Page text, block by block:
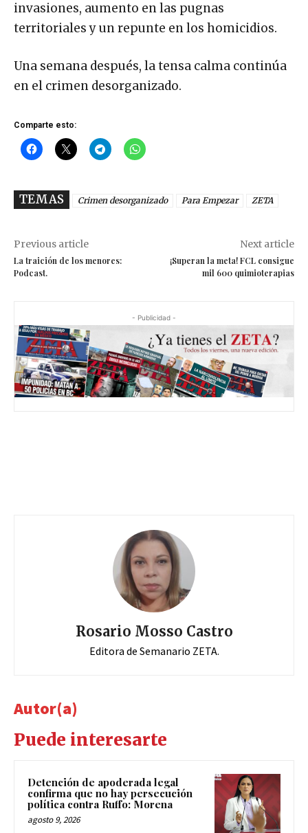
invasiones, aumento en las pugnas
territoriales y un repunte en los homicidios.
Una semana después, la tensa calma continúa
en el crimen desorganizado.
Comparte esto:
TEMAS Crimen desorganizado Para Empezar ZETA
Previous article
La traición de los menores:
Podcast.
Next article
¡Superan la meta! FCL consigue
mil 600 quimioterapias
- Publicidad -
Rosario Mosso Castro
Editora de Semanario ZETA.
Autor(a)
Puede interesarte
Detención de apoderada legal
confirma que no hay persecución
política contra Ruffo: Morena
agosto 9, 2026